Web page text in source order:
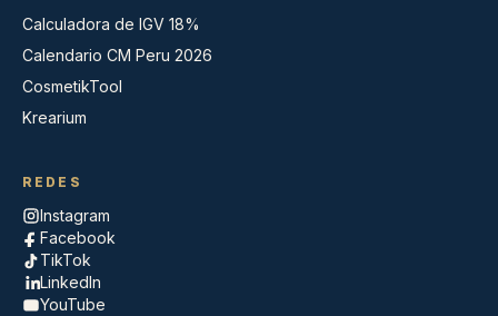
Calculadora de IGV 18%
Calendario CM Peru 2026
CosmetikTool
Krearium
REDES
Instagram
Facebook
TikTok
LinkedIn
YouTube